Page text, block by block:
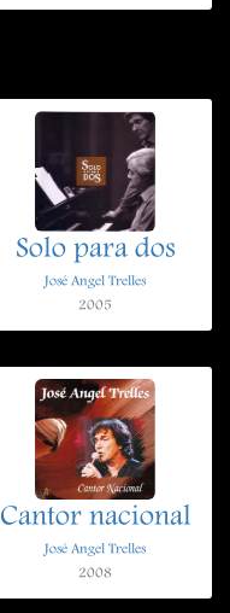
Solo para dos
José Angel Trelles
2005
Cantor nacional
José Angel Trelles
2008